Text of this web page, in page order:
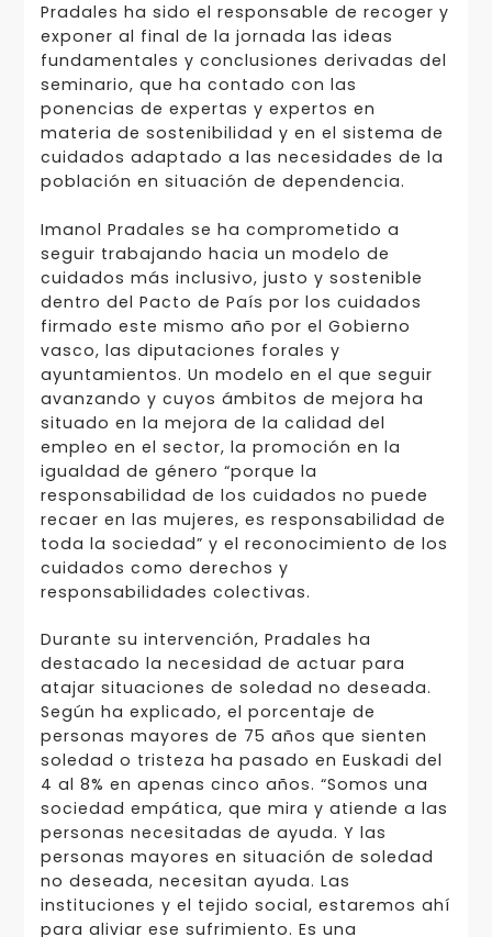
Pradales ha sido el responsable de recoger y
exponer al final de la jornada las ideas
fundamentales y conclusiones derivadas del
seminario, que ha contado con las
ponencias de expertas y expertos en
materia de sostenibilidad y en el sistema de
cuidados adaptado a las necesidades de la
población en situación de dependencia.
Imanol Pradales se ha comprometido a
seguir trabajando hacia un modelo de
cuidados más inclusivo, justo y sostenible
dentro del Pacto de País por los cuidados
firmado este mismo año por el Gobierno
vasco, las diputaciones forales y
ayuntamientos. Un modelo en el que seguir
avanzando y cuyos ámbitos de mejora ha
situado en la mejora de la calidad del
empleo en el sector, la promoción en la
igualdad de género “porque la
responsabilidad de los cuidados no puede
recaer en las mujeres, es responsabilidad de
toda la sociedad” y el reconocimiento de los
cuidados como derechos y
responsabilidades colectivas.
Durante su intervención, Pradales ha
destacado la necesidad de actuar para
atajar situaciones de soledad no deseada.
Según ha explicado, el porcentaje de
personas mayores de 75 años que sienten
soledad o tristeza ha pasado en Euskadi del
4 al 8% en apenas cinco años. “Somos una
sociedad empática, que mira y atiende a las
personas necesitadas de ayuda. Y las
personas mayores en situación de soledad
no deseada, necesitan ayuda. Las
instituciones y el tejido social, estaremos ahí
para aliviar ese sufrimiento. Es una